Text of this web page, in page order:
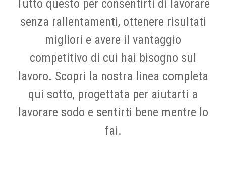
Tutto questo per consentirti di lavorare
senza rallentamenti, ottenere risultati
migliori e avere il vantaggio
competitivo di cui hai bisogno sul
lavoro. Scopri la nostra linea completa
qui sotto, progettata per aiutarti a
lavorare sodo e sentirti bene mentre lo
fai.